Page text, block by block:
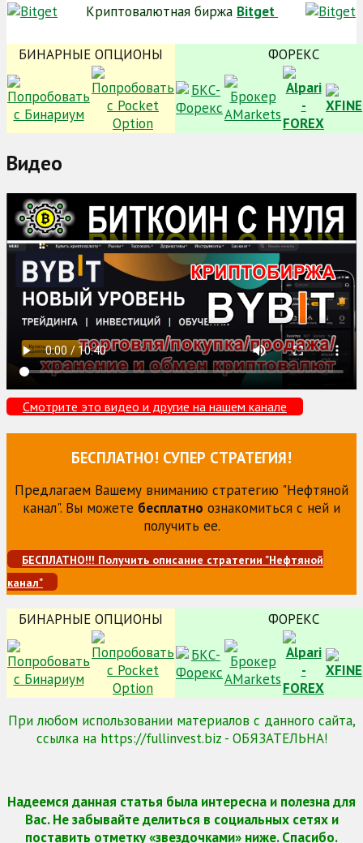
Криптовалютная биржа Bitget
БИНАРНЫЕ ОПЦИОНЫ ФОРЕКС
Видео
Смотрите это видео и другие на нашем канале
БЕСПЛАТНО! СУПЕР СТРАТЕГИЯ!
Предлагаем Вашему вниманию стратегию "Нефтяной
канал". Вы можете бесплатно ознакомиться с ней и
получить ее.
БЕСПЛАТНО!!! Получить описание стратегии "Нефтяной
канал"
БИНАРНЫЕ ОПЦИОНЫ ФОРЕКС
При любом использовании материалов с данного сайта,
ссылка на https://fullinvest.biz - ОБЯЗАТЕЛЬНА!
Надеемся данная статья была интересна и полезна для
Вас. Не забывайте делиться в социальных сетях и
поставить отметку «звездочками» ниже. Спасибо.